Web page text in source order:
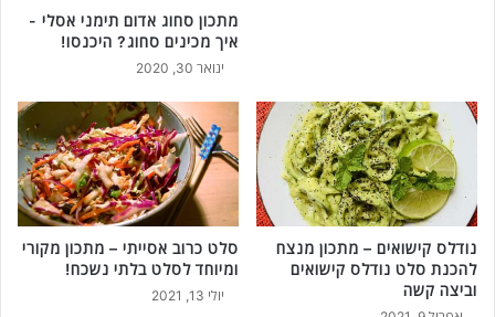
מתכון סחוג אדום תימני אסלי -
איך מכינים סחוג? היכנסו!
ינואר 30, 2020
נודלס קישואים – מתכון מנצח
להכנת סלט נודלס קישואים
וביצה קשה
סלט כרוב אסייתי – מתכון מקורי
ומיוחד לסלט בלתי נשכח!
יולי 13, 2021